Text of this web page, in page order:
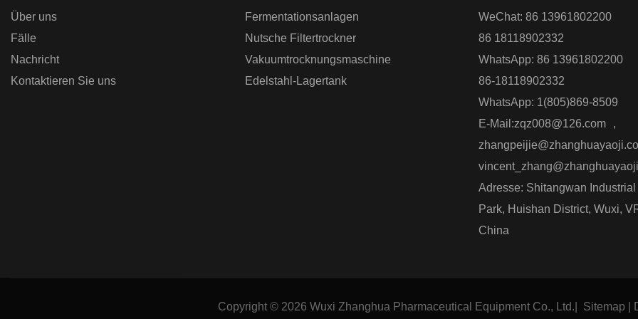
Unternehmen erfahren möchten.
Über uns
Fälle
Nachricht
Kontaktieren Sie uns
Fermentationsanlagen
Nutsche Filtertrockner
Vakuumtrocknungsmaschine
Edelstahl-Lagertank
WeChat: 86 13961802200
86 18118902332
WhatsApp: 86 13961802200
86-18118902332
WhatsApp: 1(805)869-8509
E-Mail:zqz008@126.com ，
Adresse: Shitangwan Industrial
Park, Huishan District, Wuxi,
China
Copyright © 2026 Wuxi Zhanghua Pharmaceutical Equipment Co., Ltd. Sitemap